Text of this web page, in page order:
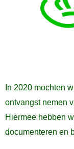
In 2020 mochten
ontvangst nemen
Hiermee hebben
documenteren en